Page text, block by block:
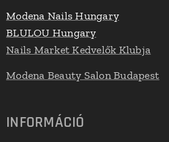
Modena Nails Hungary
BLULOU Hungary
Nails Market Kedvelők Klubja
Modena Beauty Salon Budapest
INFORMÁCIÓ